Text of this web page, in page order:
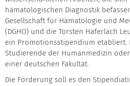
hämatologischen Diagnostik
Gesellschaft für Hämatologie und
(DGHO) und die Torsten Haferlach
ein Promotionsstipendium etabliert.
Studierende der Humanmedizin
einer deutschen Fakultät.
Die Förderung soll es den